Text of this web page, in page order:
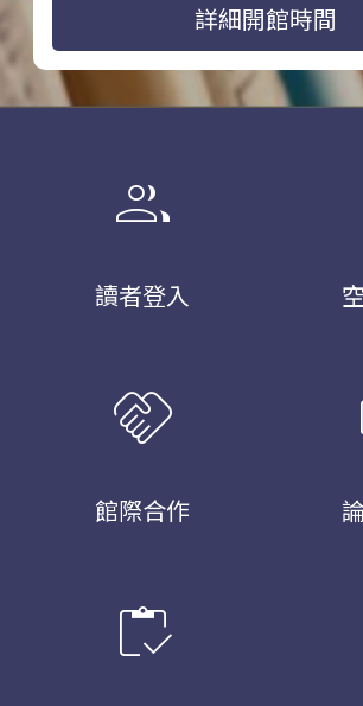
詳細開館時間
group
讀者登入
handshake
館際合作
inventory